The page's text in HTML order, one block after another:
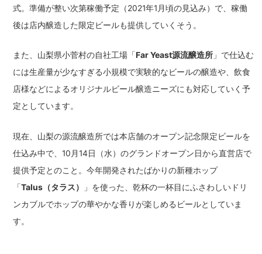
式。準備が整い次第稼働予定（2021年1月頃の見込み）で、稼働
後は店内醸造した限定ビールも提供していくそう。
また、山梨県小菅村の自社工場「Far Yeast源流醸造所 」で仕込む
には生産量が少なすぎる小規模で実験的なビールの醸造や、飲食
店様などによるオリジナルビール醸造ニーズにも対応していく予
定としています。
現在、山梨の源流醸造所では本店舗のオープン記念限定ビールを
仕込み中で、10月14日（水）のグランドオープン日から直営店で
提供予定とのこと。今年開発されたばかりの新種ホップ
「Talus（タラス）
」を使った、乾杯の一杯目にふさわしいドリ
ンカブルでホップの華やかな香りが楽しめるビールとしていま
す。